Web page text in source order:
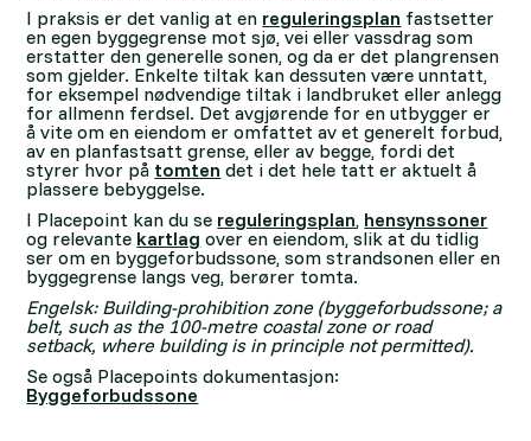
I praksis er det vanlig at en reguleringsplan fastsetter
en egen byggegrense mot sjø, vei eller vassdrag som
erstatter den generelle sonen, og da er det plangrensen
som gjelder. Enkelte tiltak kan dessuten være unntatt,
for eksempel nødvendige tiltak i landbruket eller anlegg
for allmenn ferdsel. Det avgjørende for en utbygger er
å vite om en eiendom er omfattet av et generelt forbud,
av en planfastsatt grense, eller av begge, fordi det
styrer hvor på tomten det i det hele tatt er aktuelt å
plassere bebyggelse.
I Placepoint kan du se reguleringsplan, hensynssoner
og relevante kartlag over en eiendom, slik at du tidlig
ser om en byggeforbudssone, som strandsonen eller en
byggegrense langs veg, berører tomta.
Engelsk: Building-prohibition zone (byggeforbudssone; a
belt, such as the 100-metre coastal zone or road
setback, where building is in principle not permitted).
Se også Placepoints dokumentasjon:
Byggeforbudssone